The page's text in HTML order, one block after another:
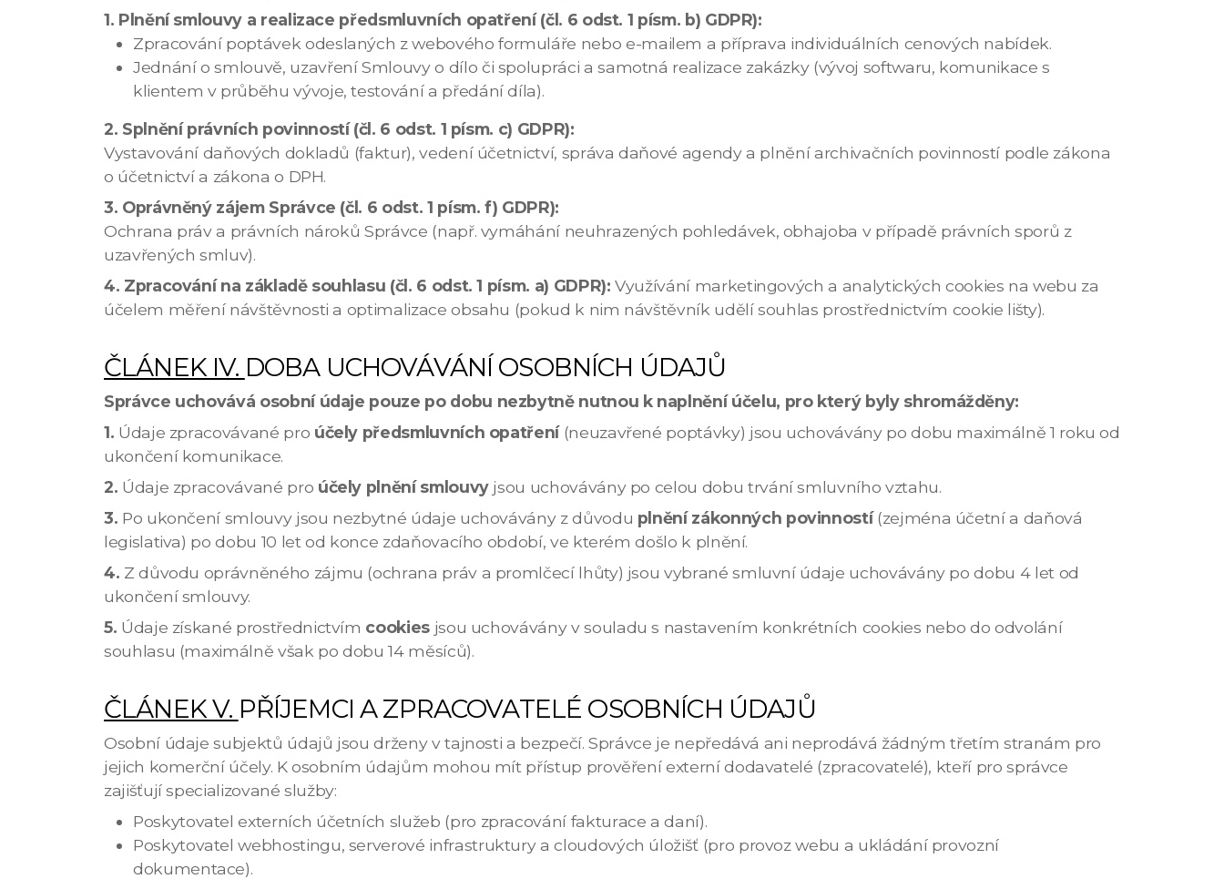
1. Plnění smlouvy a realizace předsmluvních opatření (čl. 6 odst. 1 písm. b) GDPR):
Zpracování poptávek odeslaných z webového formuláře nebo e-mailem a příprava individuálních cenových nabídek.
Jednání o smlouvě, uzavření Smlouvy o dílo či spolupráci a samotná realizace zakázky (vývoj softwaru, komunikace s
klientem v průběhu vývoje, testování a předání díla).
2. Splnění právních povinností (čl. 6 odst. 1 písm. c) GDPR):
Vystavování daňových dokladů (faktur), vedení účetnictví, správa daňové agendy a plnění archivačních povinností podle zákona
o účetnictví a zákona o DPH.
3. Oprávněný zájem Správce (čl. 6 odst. 1 písm. f) GDPR):
Ochrana práv a právních nároků Správce (např. vymáhání neuhrazených pohledávek, obhajoba v případě právních sporů z
uzavřených smluv).
4. Zpracování na základě souhlasu (čl. 6 odst. 1 písm. a) GDPR): Využívání marketingových a analytických cookies na webu za
účelem měření návštěvnosti a optimalizace obsahu (pokud k nim návštěvník udělí souhlas prostřednictvím cookie lišty).
ČLÁNEK IV. DOBA UCHOVÁVÁNÍ OSOBNÍCH ÚDAJŮ
Správce uchovává osobní údaje pouze po dobu nezbytně nutnou k naplnění účelu, pro který byly shromážděny:
1. Údaje zpracovávané pro účely předsmluvních opatření(neuzavřené poptávky) jsou uchovávány po dobu maximálně 1 roku od
ukončení komunikace.
2. Údaje zpracovávané pro účely plnění smlouvyjsou uchovávány po celou dobu trvání smluvního vztahu.
3. Po ukončení smlouvy jsou nezbytné údaje uchovávány z důvodu plnění zákonných povinností(zejména účetní a daňová
legislativa) po dobu 10 let od konce zdaňovacího období, ve kterém došlo k plnění.
4. Z důvodu oprávněného zájmu (ochrana práv a promlčecí lhůty) jsou vybrané smluvní údaje uchovávány po dobu 4 let od
ukončení smlouvy.
5. Údaje získané prostřednictvím cookiesjsou uchovávány v souladu s nastavením konkrétních cookies nebo do odvolání
souhlasu (maximálně však po dobu 14 měsíců).
ČLÁNEK V. PŘÍJEMCI A ZPRACOVATELÉ OSOBNÍCH ÚDAJŮ
Osobní údaje subjektů údajů jsou drženy v tajnosti a bezpečí. Správce je nepředává ani neprodává žádným třetím stranám pro
jejich komerční účely. K osobním údajům mohou mít přístup prověření externí dodavatelé (zpracovatelé), kteří pro správce
zajišťují specializované služby:
Poskytovatel externích účetních služeb (pro zpracování fakturace a daní).
Poskytovatel webhostingu, serverové infrastruktury a cloudových úložišť (pro provoz webu a ukládání provozní
dokumentace).